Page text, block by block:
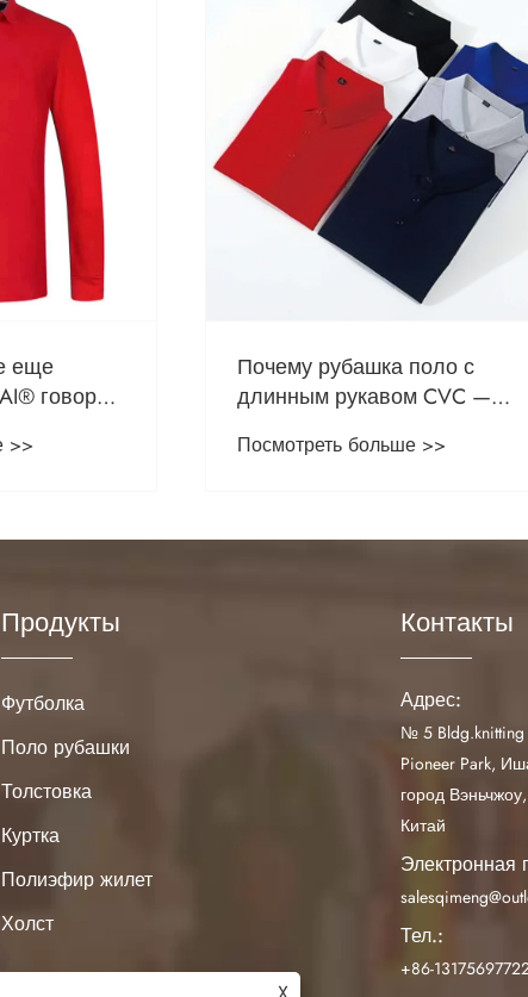
Почему рубашка поло с
длинным рукавом CVC —
комфорта, долговечности и
Посмотреть больше >>
Почему
Продукты
Футболка
Поло рубашки
Толстовка
Куртка
Полиэфир жилет
Холст
Контакты
Адрес:
№ 5 Bldg.knitting
Pioneer Park,
город
Китай
Электронная
Тел.:
+86-